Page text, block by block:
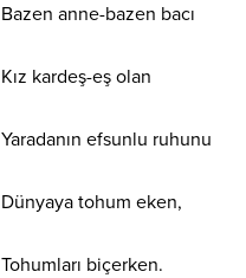
Bazen anne-bazen bacı
Kız kardeş-eş olan
Yaradanın efsunlu ruhunu
Dünyaya tohum eken,
Tohumları biçerken.